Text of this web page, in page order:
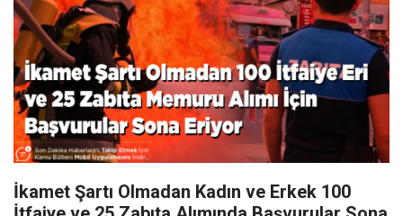
İkamet Şartı Olmadan Kadın ve Erkek 100